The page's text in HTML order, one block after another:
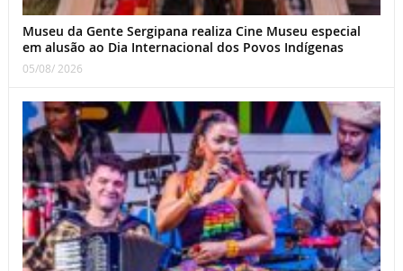
Museu da Gente Sergipana realiza Cine Museu especial
em alusão ao Dia Internacional dos Povos Indígenas
05/08/ 2026